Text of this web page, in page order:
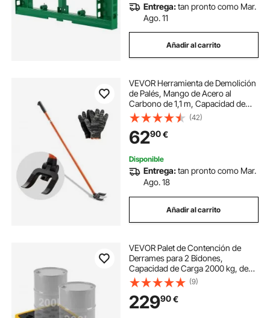
Entrega:tan pronto como Mar.
Ago. 11
Añadir al carrito
VEVOR Herramienta de Demolición
de Palés, Mango de Acero al
Carbono de 1,1 m, Capacidad de
Peso de 907 kg, Barra Rompedora
para Suelos, Estructuras, Techos,
Molduras y Paneles de Yeso,
Naranja
(42)
6290€
Disponible
Entrega:tan pronto como Mar.
Ago. 18
Añadir al carrito
VEVOR Palet de Contención de
Derrames para 2 Bidones,
Capacidad de Carga 2000 kg, de
Depósito de 79,5 L, Bandeja
Antiderrames de HDPE con
Drenaje, Apilable, Uso Industrial y
Almacenamiento de Líquidos
(9)
22990€